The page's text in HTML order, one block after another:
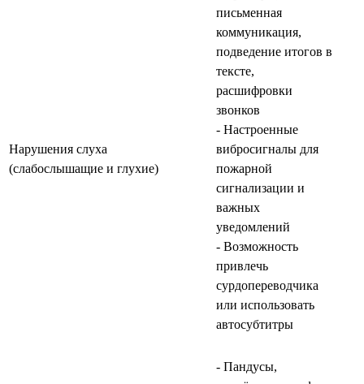
Нарушения слуха
(слабослышащие и глухие)
письменная
коммуникация,
подведение итогов в
тексте,
расшифровки
звонков
- Настроенные
вибросигналы для
пожарной
сигнализации и
важных
уведомлений
- Возможность
привлечь
сурдопереводчика
или использовать
автосубтитры
- Пандусы,